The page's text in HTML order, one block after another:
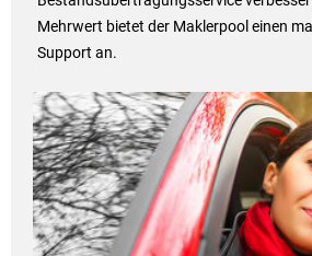
Mehrwert bietet der Maklerpool einen
Support an.